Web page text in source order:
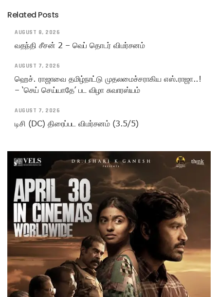
Related Posts
AUGUST 8, 2026
வதந்தி சீசன் 2 – வெப் தொடர் விமர்சனம்
AUGUST 7, 2026
ஹெச். ராஜாவை தமிழ்நாட்டு முதலமைச்சராகிய எஸ்.ராஜா..!
– ‘செய் செய்யாதே’ பட விழா சுவாரஸ்யம்
AUGUST 7, 2026
டிசி (DC) திரைப்பட விமர்சனம் (3.5/5)